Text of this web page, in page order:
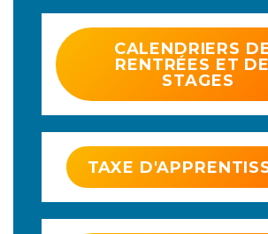
CALENDRIERS
RENTRÉES ET
STAGES
TAXE